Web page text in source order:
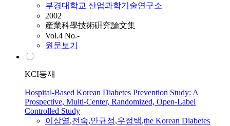
부경대학교 산업과학기술연구소
2002
産業科學技術硏究論文集
Vol.4 No.-
원문보기
KCI등재
Hospital-Based Korean Diabetes Prevention Study: A
Prospective, Multi-Center, Randomized, Open-Label
Controlled Study
이상열,전숙,안규정,우정택,the Korean Diabetes